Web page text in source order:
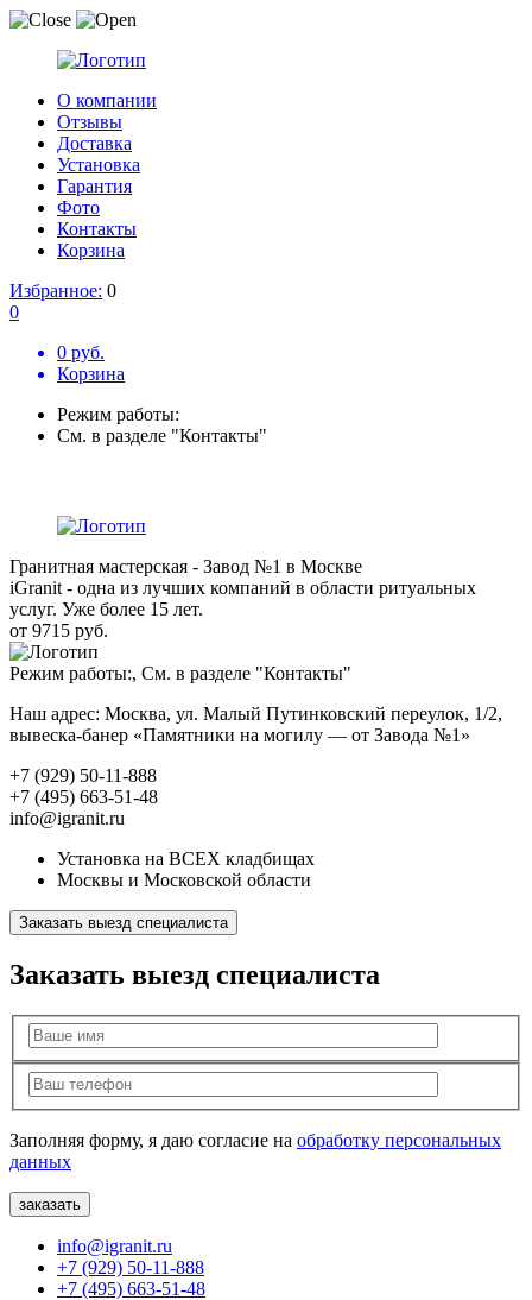
О компании
Отзывы
Доставка
Установка
Гарантия
Фото
Контакты
Корзина
Избранное: 0
0
0 руб.
Корзина
Режим работы:
См. в разделе "Контакты"
Гранитная мастерская - Завод №1 в Москве
iGranit - одна из лучших компаний в области ритуальных
услуг. Уже более 15 лет.
от 9715 руб.
Режим работы:, См. в разделе "Контакты"
Наш адрес: Москва, ул. Малый Путинковский переулок, 1/2,
вывеска-банер «Памятники на могилу — от Завода №1»
+7 (929) 50-11-888
+7 (495) 663-51-48
info@igranit.ru
Установка на ВСЕХ кладбищах
Москвы и Московской области
Заказать выезд специалиста
Заказать выезд специалиста
Заполняя форму, я даю согласие на обработку персональных
данных
info@igranit.ru
+7 (929) 50-11-888
+7 (495) 663-51-48